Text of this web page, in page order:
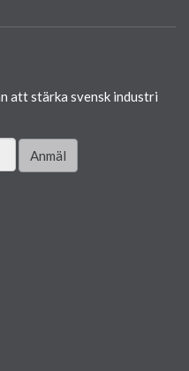
att stärka svensk industri
Anmäl